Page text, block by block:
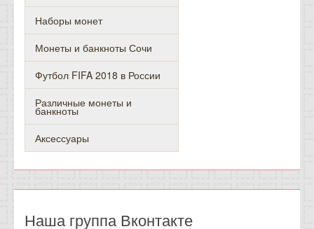
Наборы монет
Монеты и банкноты Сочи
Футбол FIFA 2018 в России
Различные монеты и
банкноты
Аксессуары
Наша группа Вконтакте